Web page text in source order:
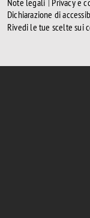
Dichiarazione di
Rivedi le tue scelte sui